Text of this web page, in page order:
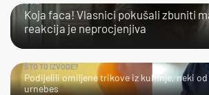
Koja faca! Vlasnici pokušali zbuniti
reakcija je neprocjenjiva
ŠTO TO IZVODE?
Podijelili omiljene trikove iz kuhinje, neki
urnebes